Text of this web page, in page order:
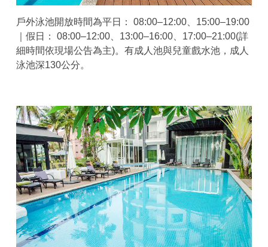
戶外泳池開放時間為平日： 08:00–12:00、15:00–19:00
｜假日： 08:00–12:00、13:00–16:00、17:00–21:00(詳
細時間依現場公告為主)。有成人池與兒童戲水池，成人
泳池深130公分。